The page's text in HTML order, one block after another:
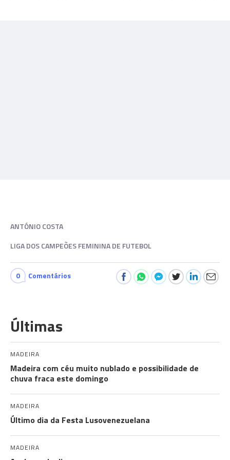
ANTÓNIO COSTA
LIGA DOS CAMPEÕES FEMININA DE FUTEBOL
0 Comentários
Últimas
MADEIRA
Madeira com céu muito nublado e possibilidade de
chuva fraca este domingo
MADEIRA
Último dia da Festa Lusovenezuelana
MADEIRA